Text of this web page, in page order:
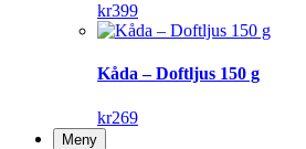
kr399
Kåda – Doftljus 150 g
kr269
Meny